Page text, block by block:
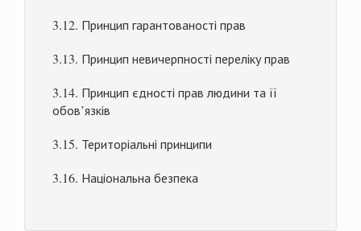
3.12. Принцип гарантованості прав
3.13. Принцип невичерпності переліку прав
3.14. Принцип єдності прав людини та її
обов’язків
3.15. Територіальні принципи
3.16. Національна безпека